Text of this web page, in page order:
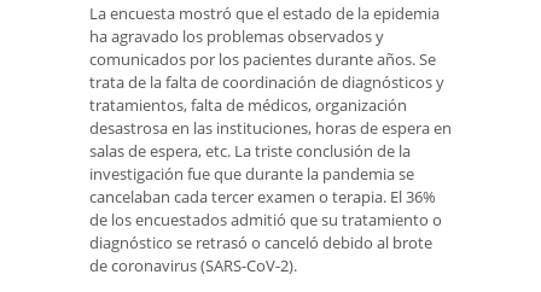
La encuesta mostró que el estado de la epidemia
ha agravado los problemas observados y
comunicados por los pacientes durante años. Se
trata de la falta de coordinación de diagnósticos y
tratamientos, falta de médicos, organización
desastrosa en las instituciones, horas de espera en
salas de espera, etc. La triste conclusión de la
investigación fue que durante la pandemia se
cancelaban cada tercer examen o terapia. El 36%
de los encuestados admitió que su tratamiento o
diagnóstico se retrasó o canceló debido al brote
de coronavirus (SARS-CoV-2).